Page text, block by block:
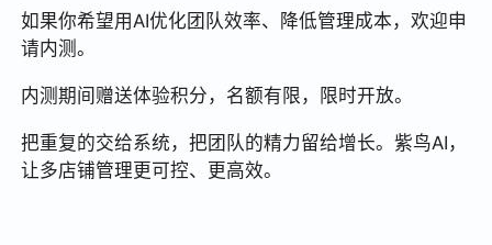
如果你希望用AI优化团队效率、降低管理成本，欢迎申
请内测。
内测期间赠送体验积分，名额有限，限时开放。
把重复的交给系统，把团队的精力留给增长。紫鸟AI，
让多店铺管理更可控、更高效。